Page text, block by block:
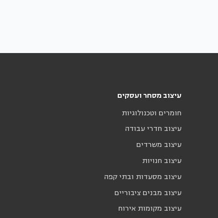
עיצוב מסחר ועסקים
חומרים וטכנולוגיות
עיצוב חדרי עבודה
עיצוב משרדים
עיצוב חנויות
עיצוב מסעדות ובתי קפה
עיצוב מבנים ציבוריים
עיצוב מקומות אירוח